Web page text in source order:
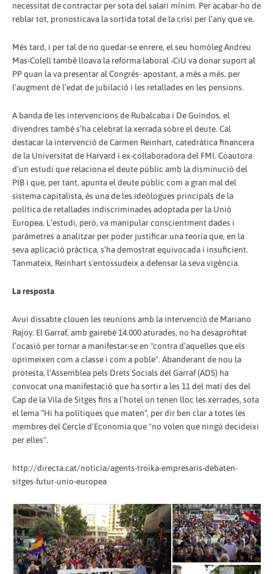
necessitat de contractar per sota del salari mínim. Per acabar-ho de
reblar tot, pronosticava la sortida total de la crisi per l’any que ve.
Més tard, i per tal de no quedar-se enrere, el seu homòleg Andreu
Mas-Colell també lloava la reforma laboral -CiU va donar suport al
PP quan la va presentar al Congrés- apostant, a més a més, per
l’augment de l’edat de jubilació i les retallades en les pensions.
A banda de les intervencions de Rubalcaba i De Guindos, el
divendres també s’ha celebrat la xerrada sobre el deute. Cal
destacar la intervenció de Carmen Reinhart, catedràtica financera
de la Universitat de Harvard i ex-col·laboradora del FMI. Coautora
d’un estudi que relaciona el deute públic amb la disminució del
PIB i que, per tant, apunta el deute públic com a gran mal del
sistema capitalista, és una de les ideòlogues principals de la
política de retallades indiscriminades adoptada per la Unió
Europea. L’estudi, però, va manipular conscientment dades i
paràmetres a analitzar per poder justificar una teoria que, en la
seva aplicació pràctica, s’ha demostrat equivocada i insuficient.
Tanmateix, Reinhart s'entossudeix a defensar la seva vigència.
La resposta
Avui dissabte clouen les reunions amb la intervenció de Mariano
Rajoy. El Garraf, amb gairebé 14.000 aturades, no ha desaprofitat
l’ocasió per tornar a manifestar-se en "contra d’aquelles que els
oprimeixen com a classe i com a poble". Abanderant de nou la
protesta, l’Assemblea pels Drets Socials del Garraf (ADS) ha
convocat una manifestació que ha sortir a les 11 del matí des del
Cap de la Vila de Sitges fins a l’hotel on tenen lloc les xerrades, sota
el lema “Hi ha polítiques que maten”, per dir ben clar a totes les
membres del Cercle d'Economia que "no volen que ningú decideixi
per elles".
http://directa.cat/noticia/agents-troika-empresaris-debaten-
sitges-futur-unio-europea